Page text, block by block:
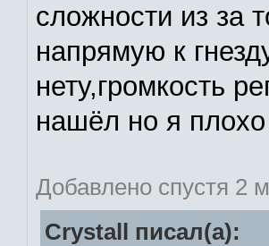
сложности из за
напрямую к
нету,громкость
нашёл но я
Добавлено спустя 2
Crystall писал(а):